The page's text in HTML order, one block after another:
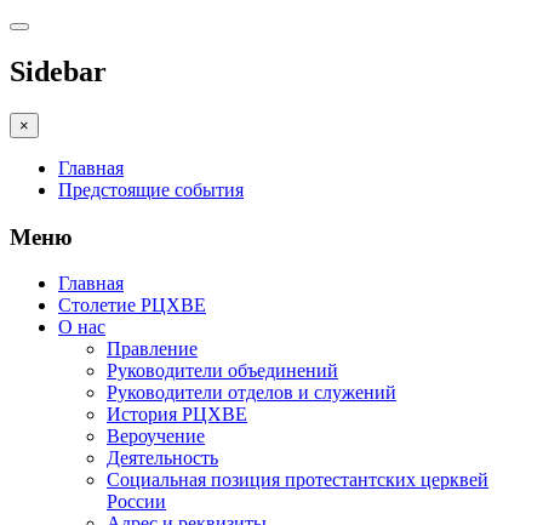
Sidebar
×
Главная
Предстоящие события
Меню
Главная
Столетие РЦХВЕ
О нас
Правление
Руководители объединений
Руководители отделов и служений
История РЦХВЕ
Вероучение
Деятельность
Социальная позиция протестантских церквей
России